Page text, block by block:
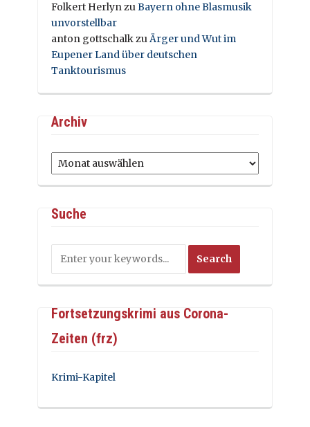
Folkert HerlynzuBayern ohne Blasmusik
unvorstellbar
anton gottschalkzuÄrger und Wut im
Eupener Land über deutschen
Tanktourismus
Archiv
Archiv
Suche
Fortsetzungskrimi aus Corona-
Zeiten (frz)
Krimi-Kapitel